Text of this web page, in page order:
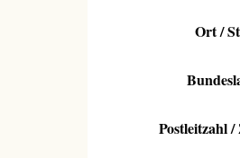
Ort /
Postleitzahl